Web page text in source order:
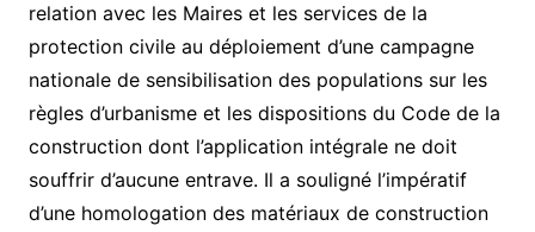
relation avec les Maires et les services de la
protection civile au déploiement d’une campagne
nationale de sensibilisation des populations sur les
règles d’urbanisme et les dispositions du Code de la
construction dont l’application intégrale ne doit
souffrir d’aucune entrave. Il a souligné l’impératif
d’une homologation des matériaux de construction